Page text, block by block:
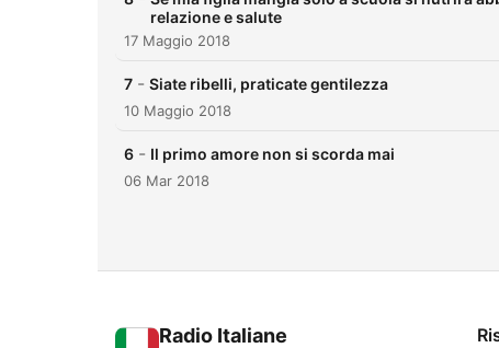
relazione e salute
17 Maggio 2018
7 - Siate ribelli, praticate gentilezza
10 Maggio 2018
6 - Il primo amore non si scorda mai
06 Mar 2018
Radio Italiane